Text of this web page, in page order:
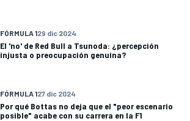
FÓRMULA 129 dic 2024
El 'no' de Red Bull a Tsunoda: ¿percepción
injusta o preocupación genuina?
FÓRMULA 127 dic 2024
Por qué Bottas no deja que el "peor escenario
posible" acabe con su carrera en la F1